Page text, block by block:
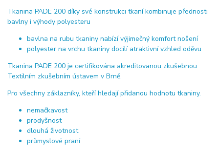
Tkanina PADE 200 díky své konstrukci tkaní kombinuje přednosti
bavlny i výhody polyesteru
bavlna na rubu tkaniny nabízí výjimečný komfort nošení
polyester na vrchu tkaniny docílí atraktivní vzhled oděvu
Tkanina PADE 200 je certifikována akreditovanou zkušebnou
Textilním zkušebním ústavem v Brně.
Pro všechny záklazníky, kteří hledají přidanou hodnotu tkaniny.
nemačkavost
prodyšnost
dlouhá životnost
průmyslové praní